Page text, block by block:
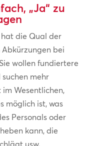
„Ja“ zu
die Qual der
bei
wollen fundiertere
mehr
Wesentlichen,
möglich ist, was
Personals oder
kann, die
usw.